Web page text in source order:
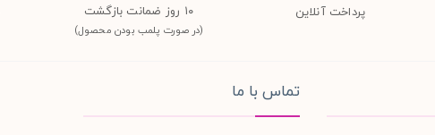
پرداخت آنلاین ١٠ روز ضمانت بازگشت
(در صورت پلمب بودن محصول)
تماس با ما